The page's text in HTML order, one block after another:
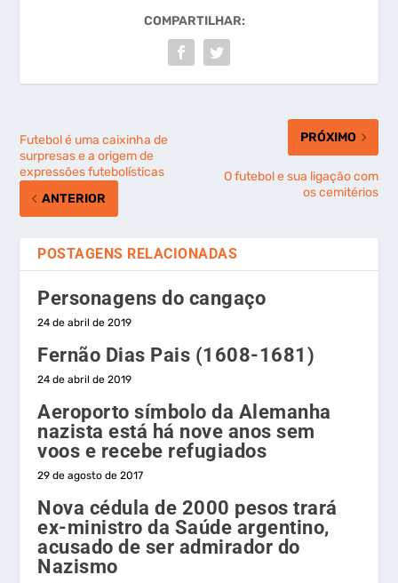
COMPARTILHAR:
Futebol é uma caixinha de
surpresas e a origem de
expressões futebolísticas
ANTERIOR
PRÓXIMO
O futebol e sua ligação com
os cemitérios
POSTAGENS RELACIONADAS
Personagens do cangaço
24 de abril de 2019
Fernão Dias Pais (1608-1681)
24 de abril de 2019
Aeroporto símbolo da Alemanha
nazista está há nove anos sem
voos e recebe refugiados
29 de agosto de 2017
Nova cédula de 2000 pesos trará
ex-ministro da Saúde argentino,
acusado de ser admirador do
Nazismo